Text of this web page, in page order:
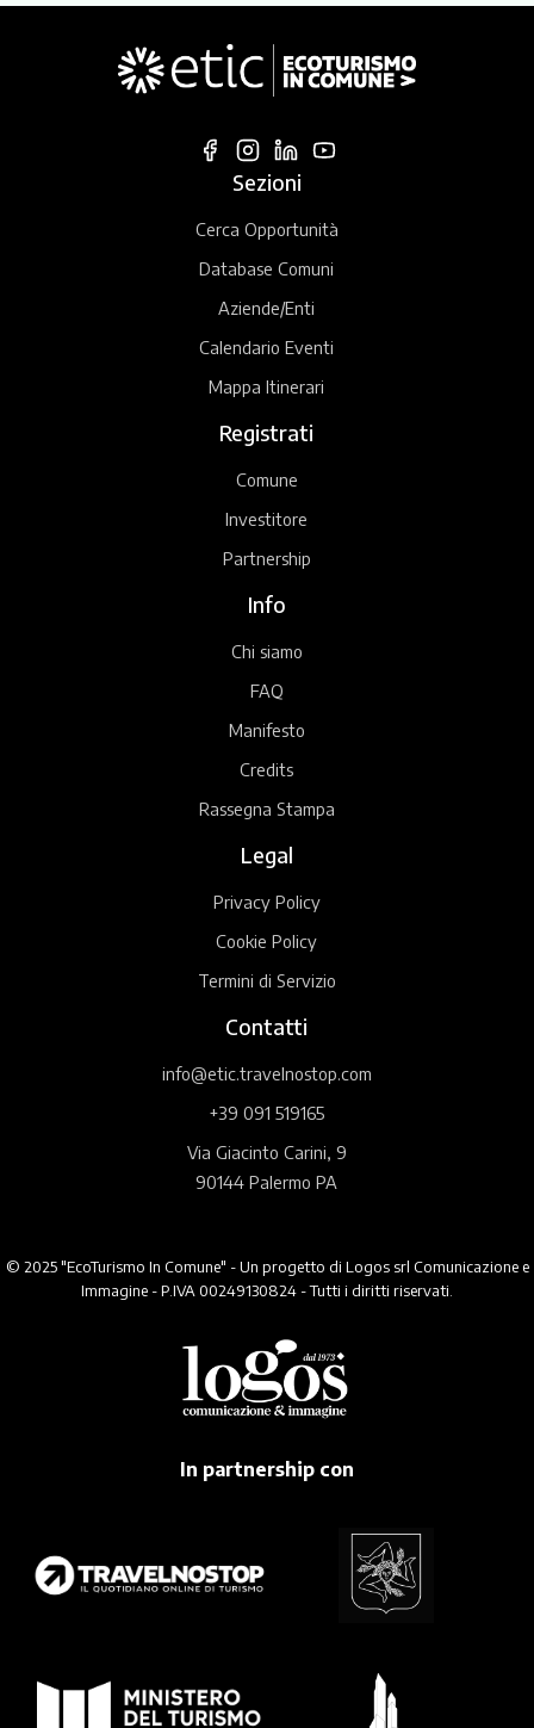
Sezioni
Cerca Opportunità
Database Comuni
Aziende/Enti
Calendario Eventi
Mappa Itinerari
Registrati
Comune
Investitore
Partnership
Info
Chi siamo
FAQ
Manifesto
Credits
Rassegna Stampa
Legal
Privacy Policy
Cookie Policy
Termini di Servizio
Contatti
info@etic.travelnostop.com
+39 091 519165
Via Giacinto Carini, 9
90144 Palermo PA
© 2025 "EcoTurismo In Comune" - Un progetto di Logos srl Comunicazione e
Immagine - P.IVA 00249130824 - Tutti i diritti riservati.
In partnership con